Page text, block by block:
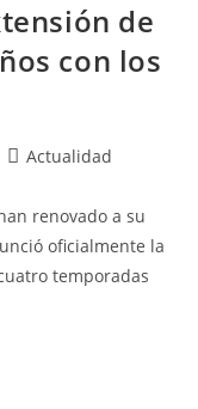
de
con los
Actualidad
renovado a su
oficialmente la
temporadas